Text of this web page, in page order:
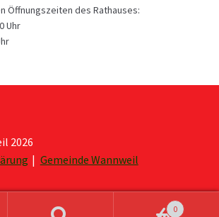
Öffnungszeiten des Rathauses:
Uhr
2026
Gemeinde Wannweil
0